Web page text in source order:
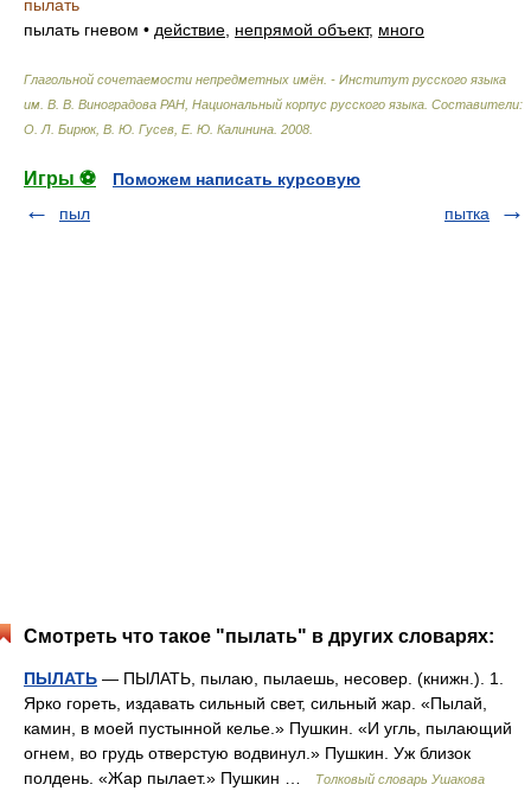
пылать
пылать гневом • действие непрямой объект, много
Глагольной сочетаемости непредметных имён. - Институт русского языка
им. В. В. Виноградова РАН, Национальный корпус русского языка Составители:
О. Л. Бирюк, В. Ю. Гусев, Е. Ю. Калинина 2008
Игры ⚽
Поможем написать курсовую
пыл
пытка
Смотреть что такое "пылать" в других словарях:
ПЫЛАТЬ — ПЫЛАТЬ, пылаю, пылаешь, несовер. (книжн.). 1.
Ярко гореть, издавать сильный свет, сильный жар. «Пылай,
камин, в моей пустынной келье.» Пушкин. «И угль, пылающий
огнем, во грудь отверстую водвинул.» Пушкин. Уж близок
полдень. «Жар пылает.» Пушкин …
Толковый словарь Ушакова